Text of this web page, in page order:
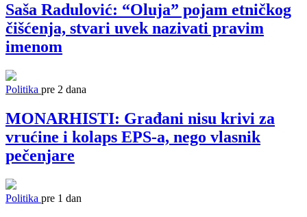
Saša Radulović: “Oluja” pojam etničkog
čišćenja, stvari uvek nazivati pravim
imenom
Politika pre 2 dana
MONARHISTI: Građani nisu krivi za
vrućine i kolaps EPS-a, nego vlasnik
pečenjare
Politika pre 1 dan